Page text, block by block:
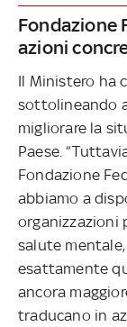
Fondazione
azioni
Il Ministero ha
sottolineando
migliorare la
Paese.
Fondazione
abbiamo a
organizzazioni
salute
esattamente
ancora
traducano in